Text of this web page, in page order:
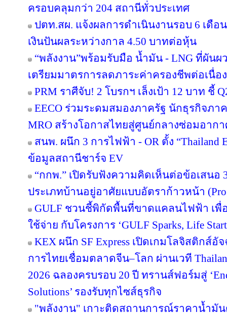
ครอบคลุมกว่า 204 สถานีทั่วประเทศ
ปตท.สผ. แจ้งผลการดำเนินงานรอบ 6 เดือ
เงินปันผลระหว่างกาล 4.50 บาทต่อหุ้น
“พลังงาน”พร้อมรับมือ น้ำมัน - LNG ที่ผันผ
เตรียมมาตรการลดภาระค่าครองชีพต่อเนื่อง
PRM ราศีจับ! 2 โบรกฯ เล็งเป้า 12 บาท ชี้
EECO ร่วมระดมสมองภาครัฐ นักธุรกิจภ
MRO สร้างโอกาสไทยสู่ศูนย์กลางซ่อมอาก
สนพ. ผนึก 3 การไฟฟ้า - OR ตั้ง “Thailand
ข้อมูลสถานีชาร์จ EV
“กกพ.” เปิดรับฟังความคิดเห็นต่อข้อเสน
ประเภทบ้านอยู่อาศัยแบบอัตราก้าวหน้า
GULF ชวนชี้พิกัดพื้นที่ขาดแคลนไฟฟ้า เพื่
ใช้จ่าย กับโครงการ ‘GULF Sparks, Life
KEX ผนึก SF Express เปิดเกมโลจิสติกส์
การไทยเชื่อมตลาดจีน–โลก ผ่านเวที
2026 ฉลองครบรอบ 20 ปี ทรานส์ฟอร์มสู่
Solutions’ รองรับทุกไซส์ธุรกิจ
"พลังงาน" เกาะติดสถานการณ์ราคาน้ำมั